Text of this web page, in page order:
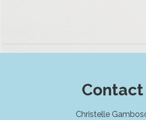
Contact
Christelle